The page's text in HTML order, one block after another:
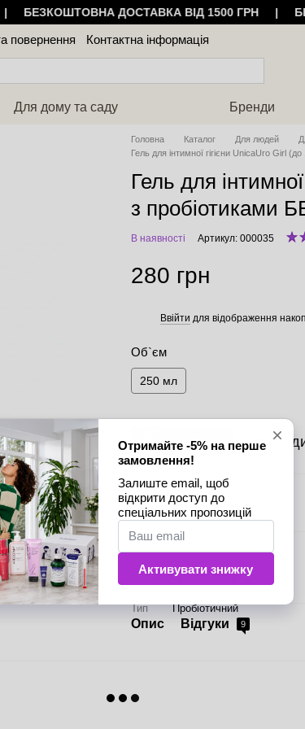
БЕЗКОШТОВНА ДОСТАВКА ВІД 1500 ГРН |
повернення
Контактна інформація
Для дому та саду Бренди
Головна Каталог Для людей
Гель для інтимної гігієни UnicaUro Girl
Гель для
з пробіотиками
В наявності Артикул: 000035
280 грн
Ввійти для відображення
Об`єм
250 мл
Купити В
Характеристики
Тип Пробіотичний
Опис Відгуки 9